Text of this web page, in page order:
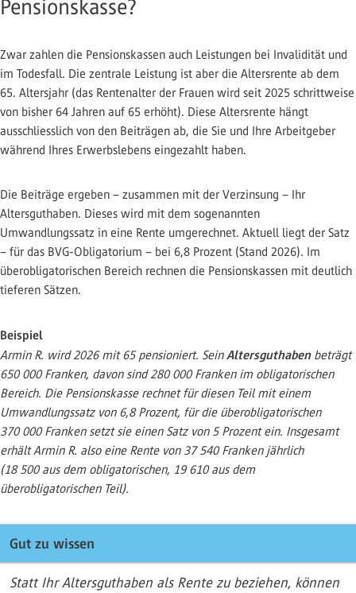
Pensionskasse?
Zwar zahlen die Pensionskassen auch Leistungen bei Invalidität und
im Todesfall. Die zentrale Leistung ist aber die Altersrente ab dem
65. Altersjahr (das Rentenalter der Frauen wird seit 2025 schrittweise
von bisher 64 Jahren auf 65 erhöht). Diese Altersrente hängt
ausschliesslich von den Beiträgen ab, die Sie und Ihre Arbeitgeber
während Ihres Erwerbslebens eingezahlt haben.
Die Beiträge ergeben – zusammen mit der Verzinsung – Ihr
Altersguthaben. Dieses wird mit dem sogenannten
Umwandlungssatz in eine Rente umgerechnet. Aktuell liegt der Satz
– für das BVG-Obligatorium – bei 6,8 Prozent (Stand 2026). Im
überobligatorischen Bereich rechnen die Pensionskassen mit deutlich
tieferen Sätzen.
Beispiel
Armin R. wird 2026 mit 65 pensioniert. SeinAltersguthaben beträgt
650 000 Franken, davon sind 280 000 Franken im obligatorischen
Bereich. Die Pensionskasse rechnet für diesen Teil mit einem
Umwandlungssatz von 6,8 Prozent, für die überobligatorischen
370 000 Franken setzt sie einen Satz von 5 Prozent ein. Insgesamt
erhält Armin R. also eine Rente von 37 540 Franken jährlich
(18 500 aus dem obligatorischen, 19 610 aus dem
überobligatorischen Teil).
Gut zu wissen
Statt Ihr Altersguthaben als Rente zu beziehen, können